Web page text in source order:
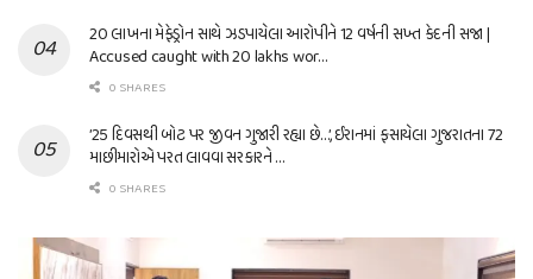
20 લાખના મેફેડ્રોન સાથે ઝડપાયેલા આરોપીને 12 વર્ષની સખ્ત કેદની સજા |
Accused caught with 20 lakhs wor…
0 SHARES
’25 દિવસથી બોટ પર જીવન ગુજારી રહ્યા છે…’, ઈરાનમાં ફસાયેલા ગુજરાતના 72
માછીમારોએ પરત લાવવા સરકારને …
0 SHARES